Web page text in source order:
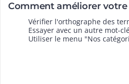
Comment améliorer votre
Vérifier l'orthographe des
Essayer avec un autre mot-
Utiliser le menu "Nos